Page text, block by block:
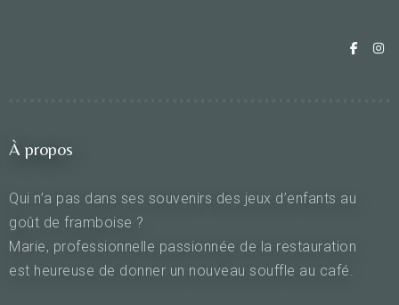
À propos
Qui n’a pas dans ses souvenirs des jeux d’enfants au
goût de framboise ?
Marie, professionnelle passionnée de la restauration
est heureuse de donner un nouveau souffle au café.